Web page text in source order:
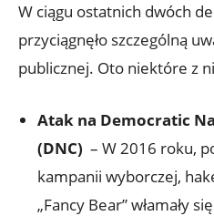
W ciągu ostatnich dwóch
przyciągnęło szczególną
publicznej. Oto niektóre ‌z
Atak ⁢na Democratic
(DNC) – ⁤W ‌2016 roku,
kampanii wyborczej,
„Fancy Bear” włamały⁢